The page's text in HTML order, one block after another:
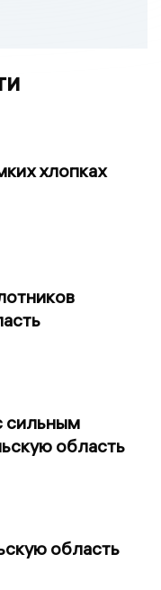
хлопках
сильным
область
область